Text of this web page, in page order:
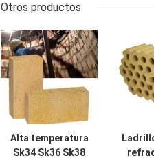
Otros productos
Alta temperatura
Sk34 Sk36 Sk38